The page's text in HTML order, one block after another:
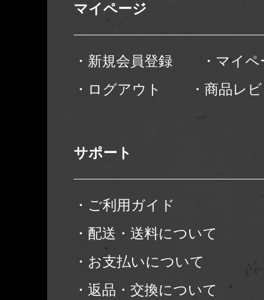
マイページ
・新規会員登録
・マイ
・ログアウト
・商品レ
サポート
・ご利用ガイド
・配送・送料について
・お支払いについて
・返品・交換について